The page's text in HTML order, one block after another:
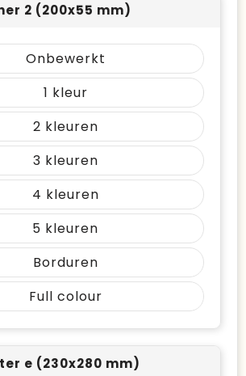
2 (200x55 mm)
Onbewerkt
1
2
3
4
5
Borduren
Full colour
e (230x280 mm)